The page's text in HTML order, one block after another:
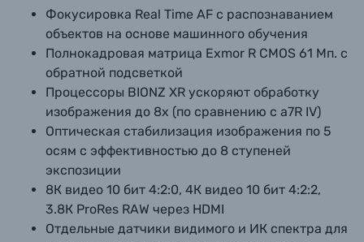
Фокусировка Real Time AF с распознаванием
объектов на основе машинного обучения
Полнокадровая матрица Exmor R CMOS 61 Мп. с
обратной подсветкой
Процессоры BIONZ XR ускоряют обработку
изображения до 8х (по сравнению с a7R IV)
Оптическая стабилизация изображения по 5
осям с эффективностью до 8 ступеней
экспозиции
8К видео 10 бит 4:2:0, 4К видео 10 бит 4:2:2,
3.8К ProRes RAW через HDMI
Отдельные датчики видимого и ИК спектра для